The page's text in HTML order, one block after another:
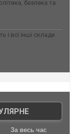
безпека та
і всі інші склади
За весь час